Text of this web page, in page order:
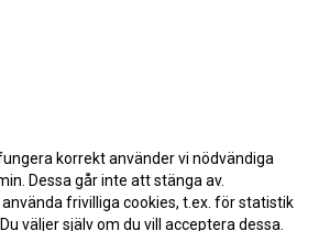
korrekt använder vi nödvändiga
Dessa går inte att stänga av.
använda frivilliga cookies, t.ex. för statistik
väljer själv om du vill acceptera dessa.